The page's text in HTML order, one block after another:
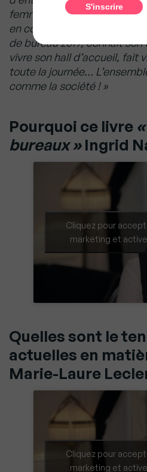
femmes et des
en compte,
de bureau 2019, connait
vivre son hall d’accueil, fait
toute la journée…
comme la société ! »
Pourquoi ce livre
bureaux »Ingrid
Cliquez pour
marketing et
Quelles sont le
actuelles en
Marie-Laure
Cliquez pour
marketing et